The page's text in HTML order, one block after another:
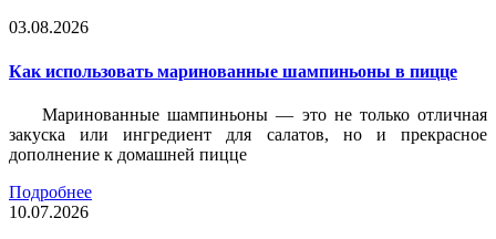
03.08.2026
Как использовать маринованные шампиньоны в пицце
Маринованные шампиньоны — это не только отличная
закуска или ингредиент для салатов, но и прекрасное
дополнение к домашней пицце
Подробнее
10.07.2026